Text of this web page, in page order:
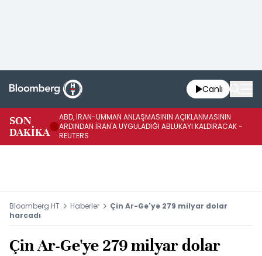
Canlı
SON
DAKİKA
ABD, İRAN-UMMAN ANLAŞMASININ AÇIKLANMASININ
ARDINDAN İRAN'A UYGULADIĞI ABLUKAYI KALDIRACAK -
REUTERS
Bloomberg HT Haberler
Çin Ar-Ge'ye 279 milyar dolar
harcadı
Çin Ar-Ge'ye 279 milyar dolar